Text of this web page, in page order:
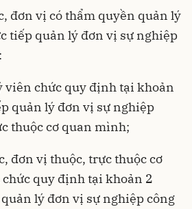
đơn vị có thẩm quyền quản lý
tiếp quản lý đơn vị sự nghiệp
viên chức quy định tại khoản
quản lý đơn vị sự nghiệp
thuộc cơ quan mình;
đơn vị thuộc, trực thuộc cơ
quy định tại khoản 2
lý đơn vị sự nghiệp công